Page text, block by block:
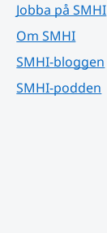
Jobba på SMHI
Om SMHI
SMHI-bloggen
SMHI-podden